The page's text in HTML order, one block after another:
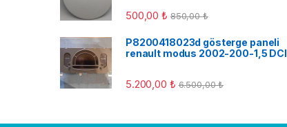
500,00₺ 850,00₺
P8200418023d gösterge paneli
renault modus 2002-200-1,5 DCI
5.200,00 ₺ 6.500,00₺